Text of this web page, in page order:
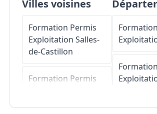
Villes voisines
Formation Permis
Exploitation Salles-
de-Castillon
Formation Permis